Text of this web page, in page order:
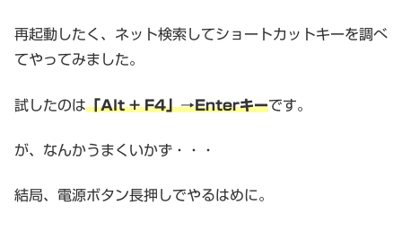
再起動したく、ネット検索してショートカットキーを調べ
てやってみました。
試したのは「Alt + F4」→Enterキーです。
が、なんかうまくいかず・・・
結局、電源ボタン長押しでやるはめに。